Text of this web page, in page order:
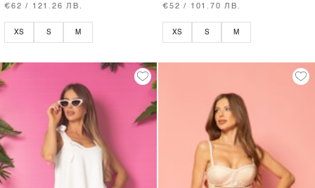
€62 / 121.26 ЛВ.
XS S M
€52 / 101.70 ЛВ.
XS S M